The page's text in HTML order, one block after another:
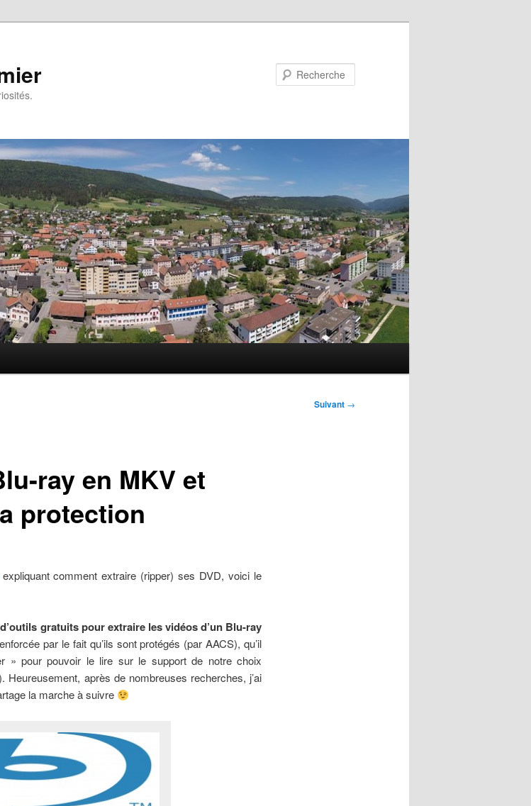
Suivant →
ray en MKV et
protection
comment extraire (ripper) ses DVD, voici le
gratuits pour extraire les vidéos d’un Blu-ray
par le fait qu’ils sont protégés (par AACS), qu’il
» pour pouvoir le lire sur le support de notre choix
Heureusement, après de nombreuses recherches, j’ai
la marche à suivre